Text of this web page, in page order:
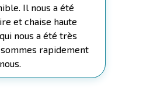
Il nous a été
et chaise haute
nous a été très
rapidement